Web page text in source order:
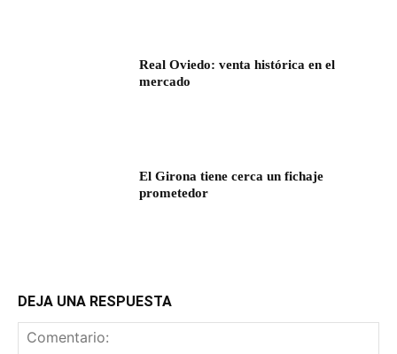
Real Oviedo: venta histórica en el
mercado
El Girona tiene cerca un fichaje
prometedor
DEJA UNA RESPUESTA